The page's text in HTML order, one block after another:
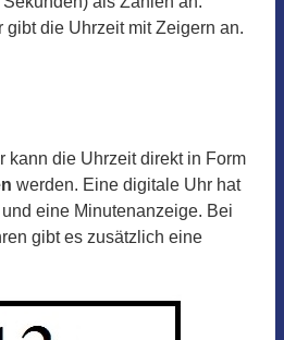
gibt die Uhrzeit mit Zeigern an.
kann die Uhrzeit direkt in Form
werden. Eine digitale Uhr hat
eine Minutenanzeige. Bei
gibt es zusätzlich eine